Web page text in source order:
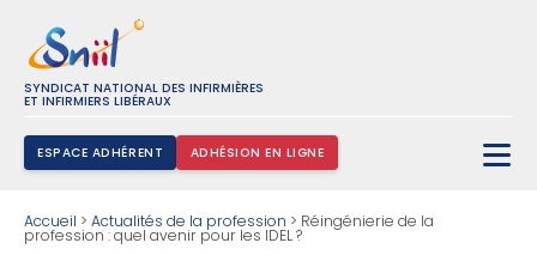
SYNDICAT NATIONAL DES INFIRMIÈRES
ET INFIRMIERS LIBÉRAUX
ESPACE ADHÉRENT ADHÉSION EN LIGNE
Accueil > Actualités de la profession > Réingénierie de la
profession : quel avenir pour les IDEL ?